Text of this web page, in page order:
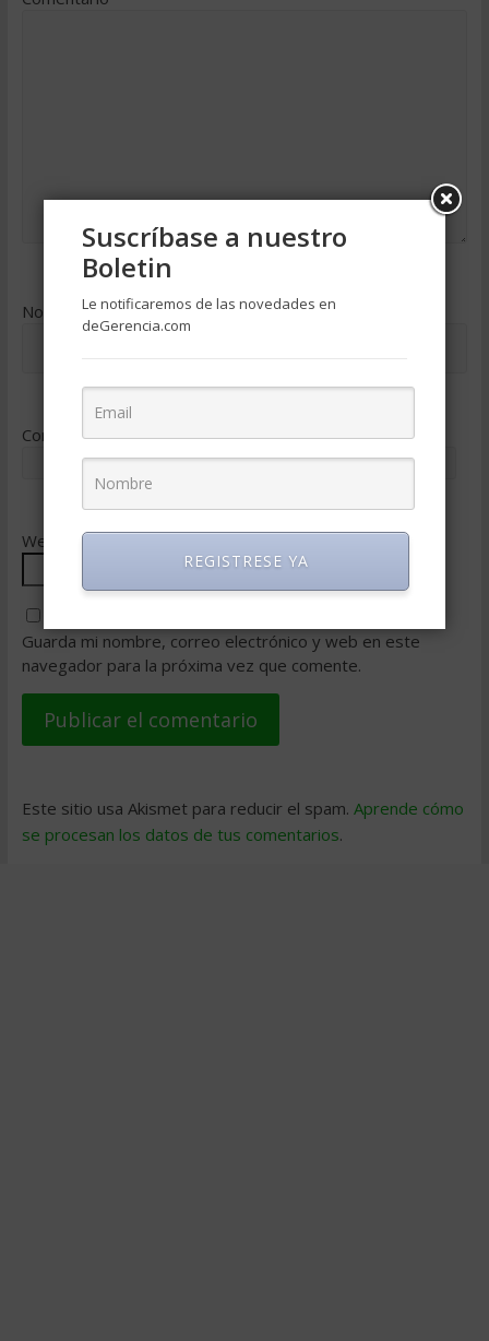
Nombre*
Correo electrónico*
Web
Guarda mi nombre, correo electrónico y web en este
navegador para la próxima vez que comente.
Este sitio usa Akismet para reducir el spam. Aprende cómo
se procesan los datos de tus comentarios.
Suscríbase a nuestro
Boletin
Le notificaremos de las novedades en
deGerencia.com
REGISTRESE YA